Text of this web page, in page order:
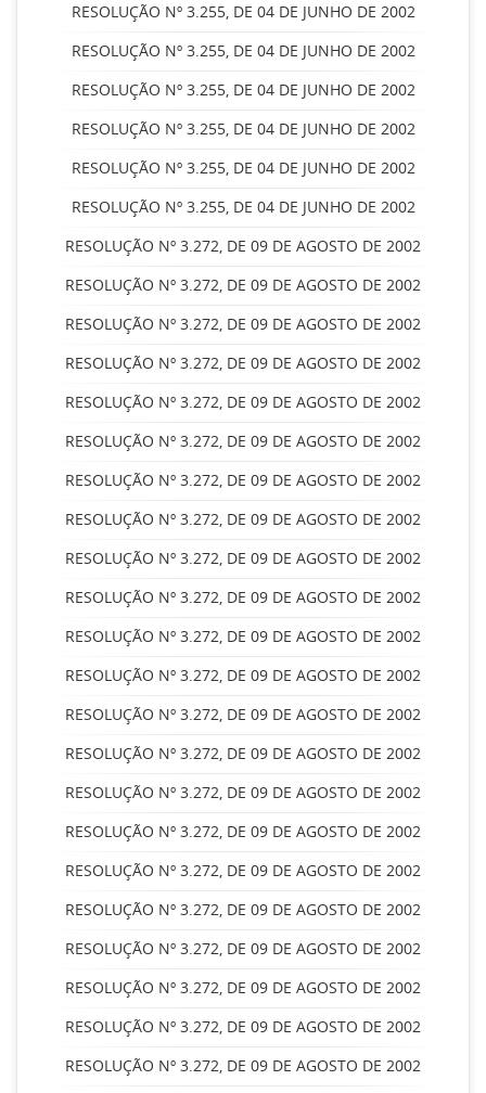
RESOLUÇÃO Nº 3.255, DE 04 DE JUNHO DE 2002
RESOLUÇÃO Nº 3.255, DE 04 DE JUNHO DE 2002
RESOLUÇÃO Nº 3.255, DE 04 DE JUNHO DE 2002
RESOLUÇÃO Nº 3.255, DE 04 DE JUNHO DE 2002
RESOLUÇÃO Nº 3.255, DE 04 DE JUNHO DE 2002
RESOLUÇÃO Nº 3.255, DE 04 DE JUNHO DE 2002
RESOLUÇÃO Nº 3.272, DE 09 DE AGOSTO DE 2002
RESOLUÇÃO Nº 3.272, DE 09 DE AGOSTO DE 2002
RESOLUÇÃO Nº 3.272, DE 09 DE AGOSTO DE 2002
RESOLUÇÃO Nº 3.272, DE 09 DE AGOSTO DE 2002
RESOLUÇÃO Nº 3.272, DE 09 DE AGOSTO DE 2002
RESOLUÇÃO Nº 3.272, DE 09 DE AGOSTO DE 2002
RESOLUÇÃO Nº 3.272, DE 09 DE AGOSTO DE 2002
RESOLUÇÃO Nº 3.272, DE 09 DE AGOSTO DE 2002
RESOLUÇÃO Nº 3.272, DE 09 DE AGOSTO DE 2002
RESOLUÇÃO Nº 3.272, DE 09 DE AGOSTO DE 2002
RESOLUÇÃO Nº 3.272, DE 09 DE AGOSTO DE 2002
RESOLUÇÃO Nº 3.272, DE 09 DE AGOSTO DE 2002
RESOLUÇÃO Nº 3.272, DE 09 DE AGOSTO DE 2002
RESOLUÇÃO Nº 3.272, DE 09 DE AGOSTO DE 2002
RESOLUÇÃO Nº 3.272, DE 09 DE AGOSTO DE 2002
RESOLUÇÃO Nº 3.272, DE 09 DE AGOSTO DE 2002
RESOLUÇÃO Nº 3.272, DE 09 DE AGOSTO DE 2002
RESOLUÇÃO Nº 3.272, DE 09 DE AGOSTO DE 2002
RESOLUÇÃO Nº 3.272, DE 09 DE AGOSTO DE 2002
RESOLUÇÃO Nº 3.272, DE 09 DE AGOSTO DE 2002
RESOLUÇÃO Nº 3.272, DE 09 DE AGOSTO DE 2002
RESOLUÇÃO Nº 3.272, DE 09 DE AGOSTO DE 2002